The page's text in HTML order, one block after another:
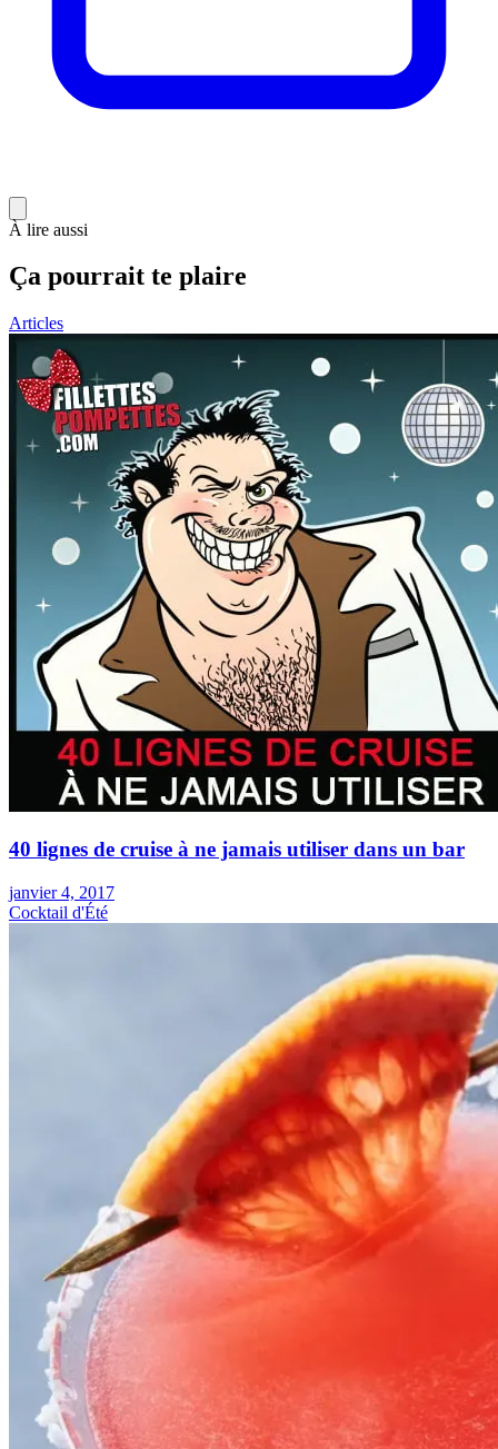
À lire aussi
Ça pourrait te plaire
Articles
40 lignes de cruise à ne jamais utiliser dans un bar
janvier 4, 2017
Cocktail d'Été